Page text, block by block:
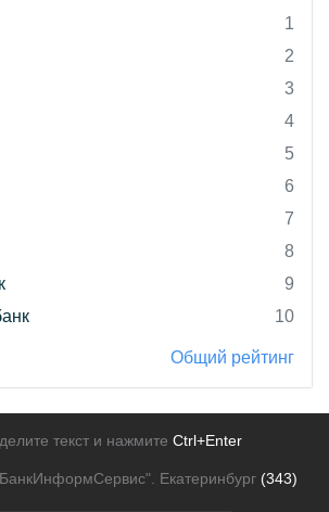
1
2
3
4
5
6
7
8
9
10
Общий рейтинг
текст и нажмите Ctrl+Enter
Екатеринбург (343)